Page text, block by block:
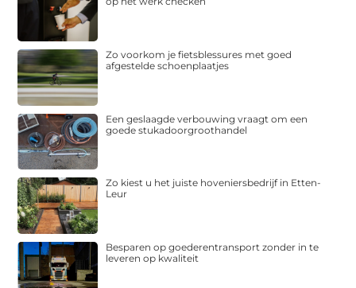
Zo voorkom je fietsblessures met goed
afgestelde schoenplaatjes
Een geslaagde verbouwing vraagt om een
goede stukadoorgroothandel
Zo kiest u het juiste hoveniersbedrijf in Etten-
Leur
Besparen op goederentransport zonder in te
leveren op kwaliteit